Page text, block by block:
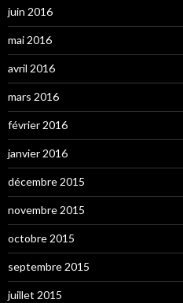
juin 2016
mai 2016
avril 2016
mars 2016
février 2016
janvier 2016
décembre 2015
novembre 2015
octobre 2015
septembre 2015
juillet 2015